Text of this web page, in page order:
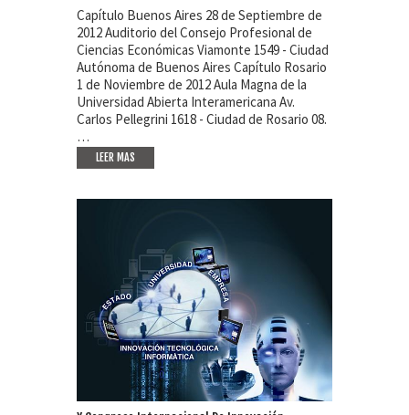
Capítulo Buenos Aires 28 de Septiembre de
2012 Auditorio del Consejo Profesional de
Ciencias Económicas Viamonte 1549 - Ciudad
Autónoma de Buenos Aires Capítulo Rosario
1 de Noviembre de 2012 Aula Magna de la
Universidad Abierta Interamericana Av.
Carlos Pellegrini 1618 - Ciudad de Rosario 08.
…
LEER MAS